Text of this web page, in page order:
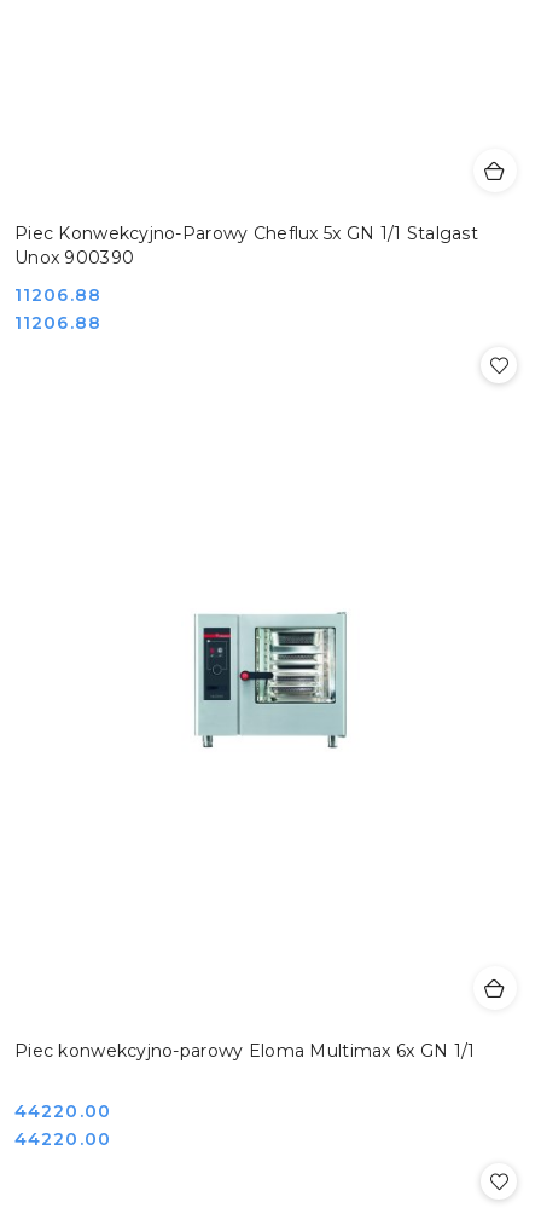
Piec Konwekcyjno-Parowy Cheflux 5x GN 1/1 Stalgast
Unox 900390
Cena:
11206.88
Cena:
11206.88
Piec konwekcyjno-parowy Eloma Multimax 6x GN 1/1
Cena:
44220.00
Cena:
44220.00